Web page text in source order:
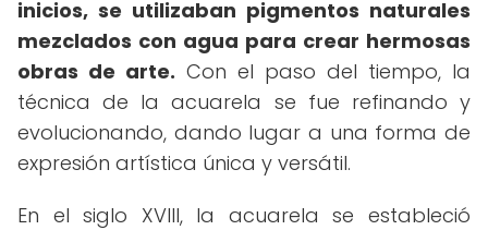
inicios, se utilizaban pigmentos naturales
mezclados con agua para crear hermosas
obras de arte. Con el paso del tiempo, la
técnica de la acuarela se fue refinando y
evolucionando, dando lugar a una forma de
expresión artística única y versátil.
En el siglo XVIII, la acuarela se estableció